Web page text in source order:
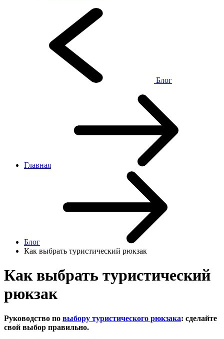
Блог
Главная
Блог
Как выбрать туристический рюкзак
Как выбрать туристический
рюкзак
Руководство по выбору туристического рюкзака: сделайте
свой выбор правильно.